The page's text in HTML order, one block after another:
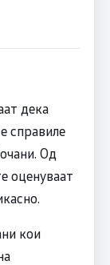
дека
справиле
Од
оценуваат
кои